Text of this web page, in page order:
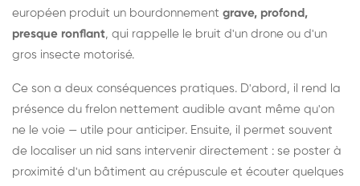
européen produit un bourdonnement grave, profond,
presque ronflant, qui rappelle le bruit d'un drone ou d'un
gros insecte motorisé.
Ce son a deux conséquences pratiques. D'abord, il rend la
présence du frelon nettement audible avant même qu'on
ne le voie — utile pour anticiper. Ensuite, il permet souvent
de localiser un nid sans intervenir directement : se poster à
proximité d'un bâtiment au crépuscule et écouter quelques